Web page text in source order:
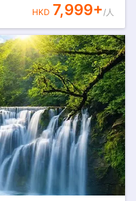
HKD 7,999+/人